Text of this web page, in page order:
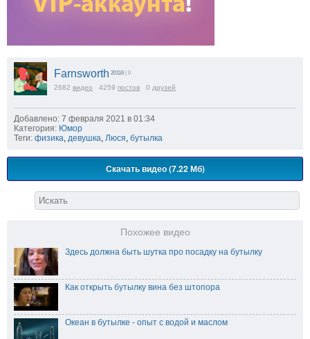
Farnsworth 20116 | 0
2682 видео 4259 постов 0 друзей
Добавлено: 7 февраля 2021 в 01:34
Категория: Юмор
Теги: физика девушка Люся бутылка
Скачать видео (7.22 Мб)
Похожее видео
Здесь должна быть шутка про посадку на бутылку
Как открыть бутылку вина без штопора
Океан в бутылке - опыт с водой и маслом